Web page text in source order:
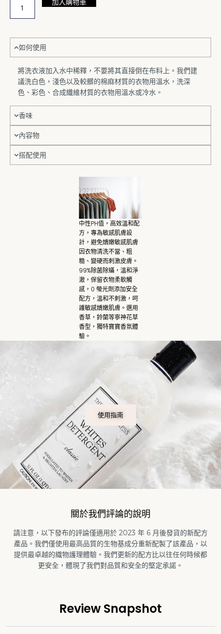
LAUNDRESS
洗
衣
Mild
1KG
數
量
加入購物車
如何使用
將洗衣液加入水中稀釋，不要將其直接倒在布料上。我們建
議洗白色，淺色以及較髒的棉麻材質的衣物用溫水，洗深
色、彩色、合成纖維材質的衣物用溫水或冷水。
香味
內容物
搭配使用
中性PH值，高效溫和配
方，專為敏感肌膚設
計，避免嬌嫩敏感肌膚
因衣物清洗不當、粗
糙、變硬而刺激皮膚。
99%除菌除蟎，溫和淨
澈，保留衣物柔軟觸
感，0 螢光劑添加安全
配方，溫和不刺激，呵
護敏感嬌嫩肌膚。選用
香草，鈴蘭等寧神花草
香型，獨特寶寶香氛體
驗。
使用指南
關於我們評論的說明
請注意，以下發布的評論僅適用於 2023 年 6 月後發貨的新配方
產品。我們僅使用最高品質的生物基成分重新配製了該產品，以
提供最卓越的織物護理體驗。我們更新的配方比以往任何時候都
更安全，體現了我們對品質和安全的堅定承諾。
Review Snapshot